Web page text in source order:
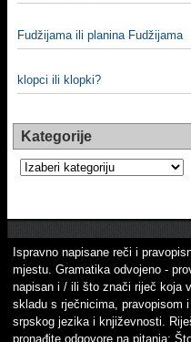
Fudžijama ili planina Fudžijama
klopci ili klopki?
Kategorije
Kategorije
Ispravno napisane reči i
mjestu. Gramatika odvojeno -
napisan i / ili što znači riječ koja
skladu s rječnicima, pravopisom
srpskog jezika i književnosti.
pronađite odgovore na pitanja: